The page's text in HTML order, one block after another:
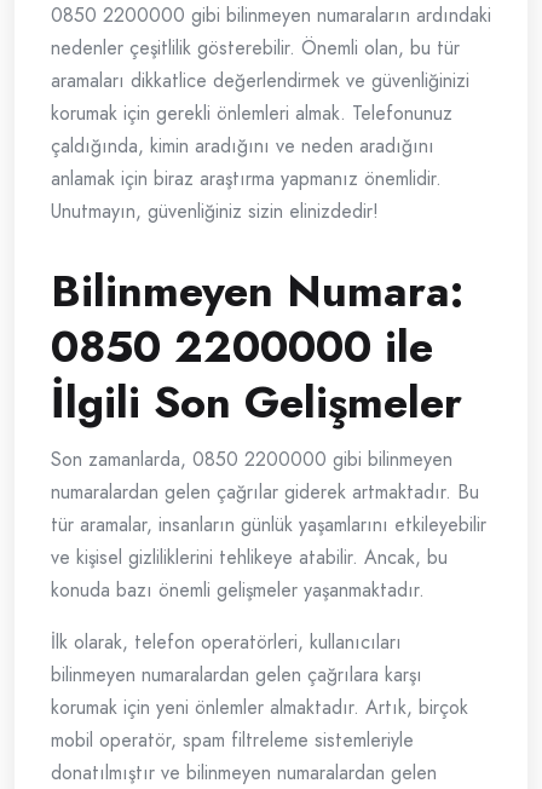
0850 2200000 gibi bilinmeyen numaraların ardındaki
nedenler çeşitlilik gösterebilir. Önemli olan, bu tür
aramaları dikkatlice değerlendirmek ve güvenliğinizi
korumak için gerekli önlemleri almak. Telefonunuz
çaldığında, kimin aradığını ve neden aradığını
anlamak için biraz araştırma yapmanız önemlidir.
Unutmayın, güvenliğiniz sizin elinizdedir!
Bilinmeyen Numara:
0850 2200000 ile
İlgili Son Gelişmeler
Son zamanlarda, 0850 2200000 gibi bilinmeyen
numaralardan gelen çağrılar giderek artmaktadır. Bu
tür aramalar, insanların günlük yaşamlarını etkileyebilir
ve kişisel gizliliklerini tehlikeye atabilir. Ancak, bu
konuda bazı önemli gelişmeler yaşanmaktadır.
İlk olarak, telefon operatörleri, kullanıcıları
bilinmeyen numaralardan gelen çağrılara karşı
korumak için yeni önlemler almaktadır. Artık, birçok
mobil operatör, spam filtreleme sistemleriyle
donatılmıştır ve bilinmeyen numaralardan gelen